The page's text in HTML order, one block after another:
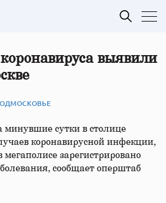
выявили
минувшие сутки в столице
коронавирусной инфекции,
зарегистрировано
сообщает оперштаб